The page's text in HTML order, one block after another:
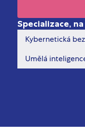
Specializace,
Kybernetická
Umělá